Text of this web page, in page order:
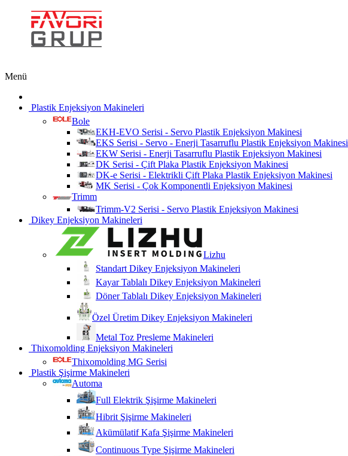
Menü
Plastik Enjeksiyon Makineleri
Bole
EKH-EVO Serisi - Servo Plastik Enjeksiyon Makinesi
EKS Serisi - Servo - Enerji Tasarruflu Plastik Enjeksiyon Makinesi
EKW Serisi - Enerji Tasarruflu Plastik Enjeksiyon Makinesi
DK Serisi - Çift Plaka Plastik Enjeksiyon Makinesi
DK-e Serisi - Elektrikli Çift Plaka Plastik Enjeksiyon Makinesi
MK Serisi - Çok Komponentli Enjeksiyon Makinesi
Trimm
Trimm-V2 Serisi - Servo Plastik Enjeksiyon Makinesi
Dikey Enjeksiyon Makineleri
Lizhu
Standart Dikey Enjeksiyon Makineleri
Kayar Tablalı Dikey Enjeksiyon Makineleri
Döner Tablalı Dikey Enjeksiyon Makineleri
Özel Üretim Dikey Enjeksiyon Makineleri
Metal Toz Presleme Makineleri
Thixomolding Enjeksiyon Makineleri
Thixomolding MG Serisi
Plastik Şişirme Makineleri
Automa
Full Elektrik Şişirme Makineleri
Hibrit Şişirme Makineleri
Akümülatif Kafa Şişirme Makineleri
Continuous Type Şişirme Makineleri